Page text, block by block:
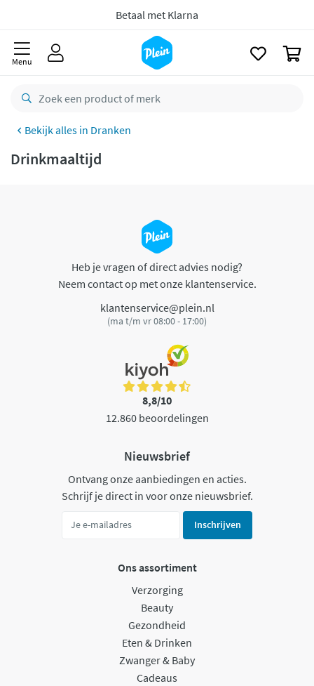
Betaal met Klarna
Menu
Dranken
Drinkmaaltijd
Heb je vragen of direct advies nodig?
Neem contact op met onze klantenservice.
klantenservice@plein.nl
(ma t/m vr 08:00 - 17:00)
8,8/10
12.860 beoordelingen
Nieuwsbrief
Ontvang onze aanbiedingen en acties.
Schrijf je direct in voor onze nieuwsbrief.
Inschrijven
Ons assortiment
Verzorging
Beauty
Gezondheid
Eten & Drinken
Zwanger & Baby
Cadeaus